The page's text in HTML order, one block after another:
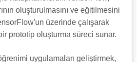
oluşturulmasını ve eğitilmesini
üzerinde çalışarak
prototip oluşturma süreci sunar.
uygulamaları geliştirmek,